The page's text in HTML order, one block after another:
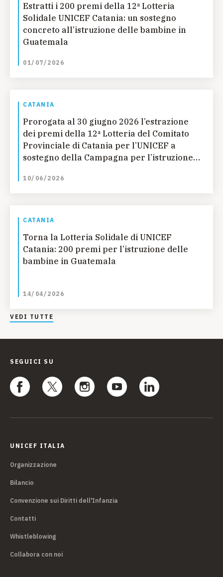
Estratti i 200 premi della 12ª Lotteria
Solidale UNICEF Catania: un sostegno
concreto all’istruzione delle bambine in
Guatemala
01/07/2026
CATANIA
Prorogata al 30 giugno 2026 l’estrazione
dei premi della 12ª Lotteria del Comitato
Provinciale di Catania per l’UNICEF a
sostegno della Campagna per l’istruzione
10/06/2026
CATANIA
Torna la Lotteria Solidale di UNICEF
Catania: 200 premi per l’istruzione delle
bambine in Guatemala
14/04/2026
VEDI TUTTE
SEGUICI SU
UNICEF ITALIA
Organizzazione
Bilancio
Convenzione sui Diritti dell'Infanzia
Contatti
Whistleblowing
Collabora con noi